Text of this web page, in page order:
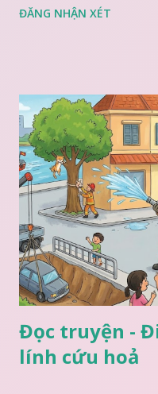
ĐĂNG NHẬN XÉT
Đọc truyện -
lính cứu hoả